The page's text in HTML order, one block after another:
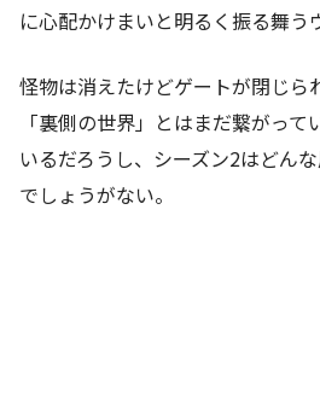
に心配かけまいと明るく振る舞う
怪物は消えたけどゲートが閉じら
「裏側の世界」とはまだ繋がっ
いるだろうし、シーズン2はどん
でしょうがない。